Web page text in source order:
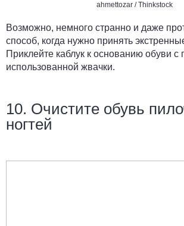
ahmettozar / Thinkstock
Возможно, немного странно и даже
способ, когда нужно принять
Приклейте каблук к основанию обуви
использованной жвачки.
10. Очистите обувь
ногтей